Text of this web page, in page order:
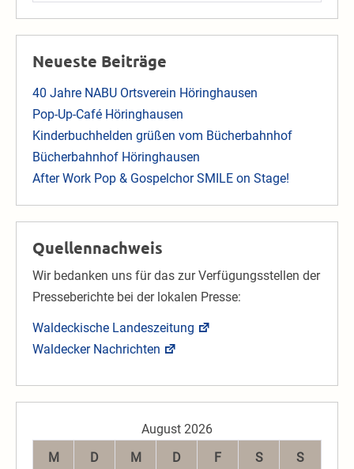
Neueste Beiträge
40 Jahre NABU Ortsverein Höringhausen
Pop-Up-Café Höringhausen
Kinderbuchhelden grüßen vom Bücherbahnhof
Bücherbahnhof Höringhausen
After Work Pop & Gospelchor SMILE on Stage!
Quellennachweis
Wir bedanken uns für das zur Verfügungsstellen der
Presseberichte bei der lokalen Presse:
Waldeckische Landeszeitung
Waldecker Nachrichten
August 2026
M
D M D F S S